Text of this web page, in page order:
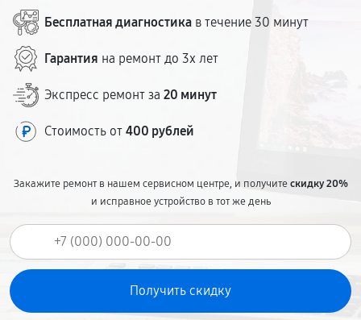
Бесплатная диагностика в течение 30 минут
Гарантия на ремонт до 3х лет
Экспресс ремонт за 20 минут
Стоимость от 400 рублей
Закажите ремонт в нашем сервисном центре, и получитескидку 20%
и исправное устройство в тот же день